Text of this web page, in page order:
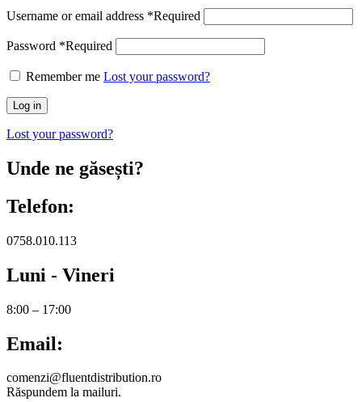
Username or email address *Required
Password *Required
Remember me Lost your password?
Log in
Lost your password?
Unde ne găsești?
Telefon:
0758.010.113
Luni - Vineri
8:00 – 17:00
Email:
comenzi@fluentdistribution.ro
Răspundem la mailuri.